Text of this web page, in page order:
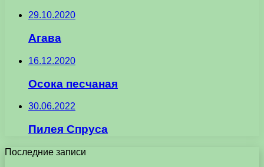
29.10.2020
Агава
16.12.2020
Осока песчаная
30.06.2022
Пилея Спруса
Последние записи